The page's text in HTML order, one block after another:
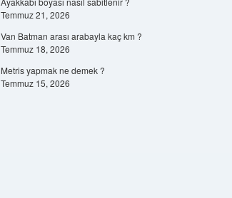
Temmuz 21, 2026
Van Batman arası arabayla kaç km ?
Temmuz 18, 2026
Metris yapmak ne demek ?
Temmuz 15, 2026